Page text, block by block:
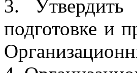
3. Утвердить
подготовке и